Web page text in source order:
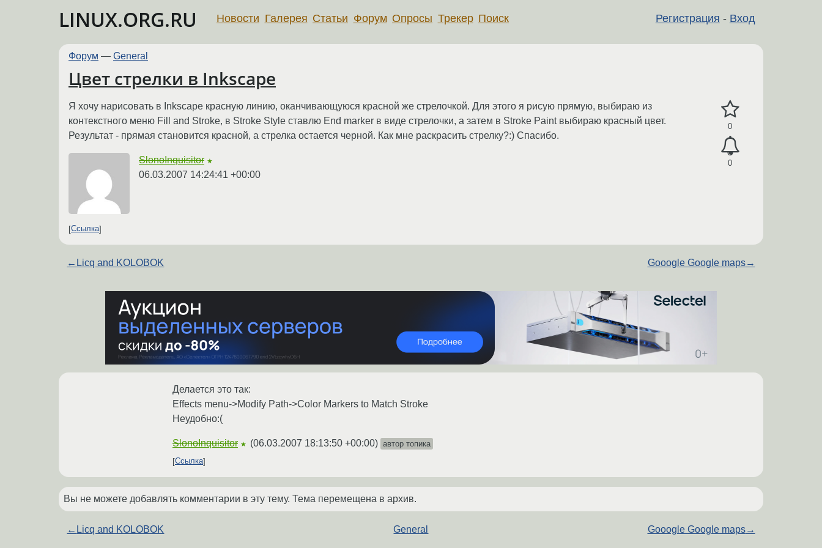
LINUX.ORG.RU Регистрация - Вход
Новости Галерея Статьи Форум Опросы Трекер Поиск
Форум — General
Цвет стрелки в Inkscape
0
0
Я хочу нарисовать в Inkscape красную линию, оканчивающуюся красной же стрелочкой. Для этого я рисую прямую, выбираю из
контекстного меню Fill and Stroke, в Stroke Style ставлю End marker в виде стрелочки, а затем в Stroke Paint выбираю красный цвет.
Результат - прямая становится красной, а стрелка остается черной. Как мне раскрасить стрелку?:) Спасибо.
SlonoInquisitor ★
06.03.2007 14:24:41 +00:00
Ссылка
← Licq and KOLOBOK Gooogle Google maps→
Делается это так:
Effects menu->Modify Path->Color Markers to Match Stroke
Неудобно:(
SlonoInquisitor ★ (06.03.2007 18:13:50 +00:00) автор топика
Ссылка
Вы не можете добавлять комментарии в эту тему. Тема перемещена в архив.
← Licq and KOLOBOK General Gooogle Google maps→